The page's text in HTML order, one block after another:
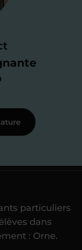
(et pouvoir
et
chargé de
mon
particuliers
dans
: Orne.